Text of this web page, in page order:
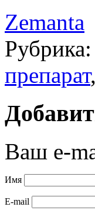
Zemanta
Рубрика:
препарат,
Ваш e-
Имя
E-mail